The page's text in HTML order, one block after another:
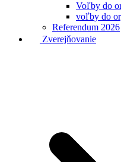
Voľby do
voľby do
Referendum 2026
Zverejňovanie